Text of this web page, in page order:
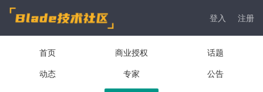
登入 注册
首页 商业授权
话题
动态
专家 公告